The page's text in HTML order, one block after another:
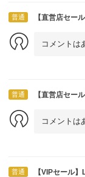
普通 【直営店セー
コメントは
普通 【直営店セー
コメントは
普通 【VIPセール